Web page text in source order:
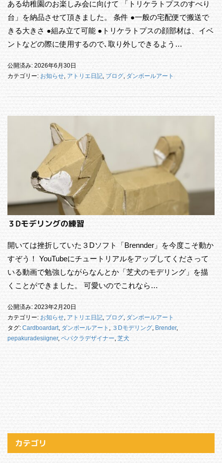
ある幼稚園のお楽しみ会に向けて 「トリケラトプスのすべり
台」を納品させて頂きました。 条件 ●一般の宅配便で搬送で
きる大きさ ●組み立て可能 ●トリケラトプスの顔部材は、イベ
ントなどの際に使用するので､取り外しできるよう…
公開済み: 2026年6月30日
カテゴリー: お知らせ, アトリエ日記, ブログ, ダンボールアート
３Dモデリングの練習
開いては挫折していた３Dソフト「Brennder」を今度こそ動か
すぞう！ YouTubeにチュートリアルをアップしてくださって
いる動画で勉強しながらなんとか「芝犬のモデリング」を描
くことができました。 可愛いのでこれなら…
公開済み: 2023年2月20日
カテゴリー: お知らせ, アトリエ日記, ブログ, ダンボールアート
タグ: Cardboardart, ダンボールアート , ３Dモデリング, Brender,
pepakuradesiigner, ペパクラデザイナー, 芝犬
カテゴリ